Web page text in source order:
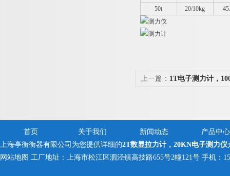
50t
20/10kg
上一篇： 1T电子测力计，
首页 关于我们 新闻动态
产品中心
上海亭衡衡器有限公司为您提供详细的2T数显拉力计，20KN电子测力仪
网站地图 工厂地址：上海市松江区泗泾镇高技路655号2幢121号 手机：